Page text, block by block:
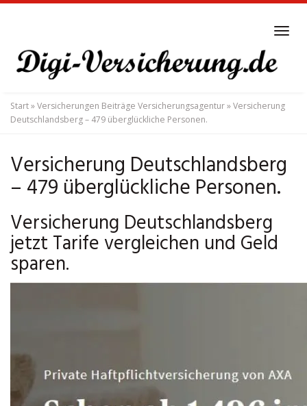
main
content
Start»Versicherungen Beiträge Versicherungsagentur»Versicherung
Deutschlandsberg – 479 überglückliche Personen.
Versicherung Deutschlandsberg
– 479 überglückliche Personen.
Versicherung Deutschlandsberg
jetzt Tarife vergleichen und Geld
sparen.